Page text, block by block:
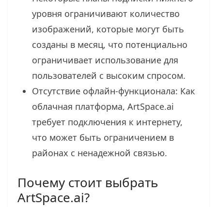
уровня ограничивают количество
изображений, которые могут быть
созданы в месяц, что потенциально
ограничивает использование для
пользователей с высоким спросом.
Отсутствие офлайн-функционала: Как
облачная платформа, ArtSpace.ai
требует подключения к интернету,
что может быть ограничением в
районах с ненадежной связью.
Почему стоит выбрать
ArtSpace.ai?